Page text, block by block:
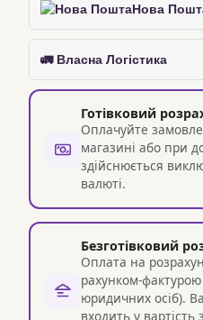
Нова
🚛 Власна Логістика
Готівковий
Оплачуйте
магазині або при
здійснюється
валюті.
Безготівковий
Оплата на
рахунком-
юридичних осіб).
входить у